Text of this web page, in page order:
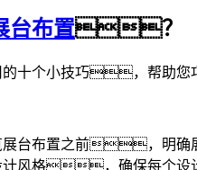
台布置？
的十个小技巧，帮助
展台布置之前，明
计风格，确保每个设